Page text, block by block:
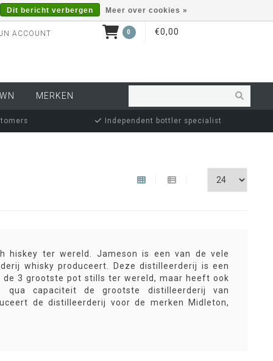
ACCOUNT 0 €0,00
MERKEN
Independent bottler specialist
hiskey ter wereld. Jameson is een van de vele
whisky produceert. Deze distilleerderij is een
3 grootste pot stills ter wereld, maar heeft ook
capaciteit de grootste distilleerderij van
de distilleerderij voor de merken Midleton,
Dit bericht verbergen Meer over cookies »